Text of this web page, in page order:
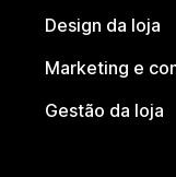
Design da loja
Marketing e
Gestão da loja